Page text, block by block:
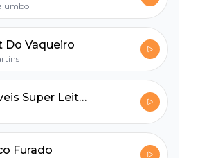
Do Vaqueiro
Os Incríveis Super Leitores
Furado